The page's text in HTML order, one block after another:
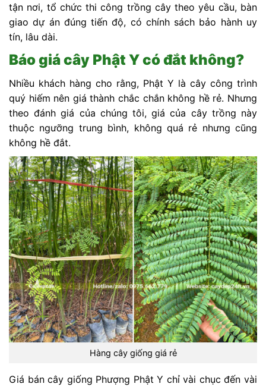
tận nơi, tổ chức thi công trồng cây theo yêu cầu, bàn
giao dự án đúng tiến độ, có chính sách bảo hành uy
tín, lâu dài.
Báo giá cây Phật Y có đắt không?
Nhiều khách hàng cho rằng, Phật Y là cây công trình
quý hiếm nên giá thành chắc chắn không hề rẻ. Nhưng
theo đánh giá của chúng tôi, giá của cây trồng này
thuộc ngưỡng trung bình, không quá rẻ nhưng cũng
không hề đắt.
Hàng cây giống giá rẻ
Giá bán cây giống Phượng Phật Y chỉ vài chục đến vài